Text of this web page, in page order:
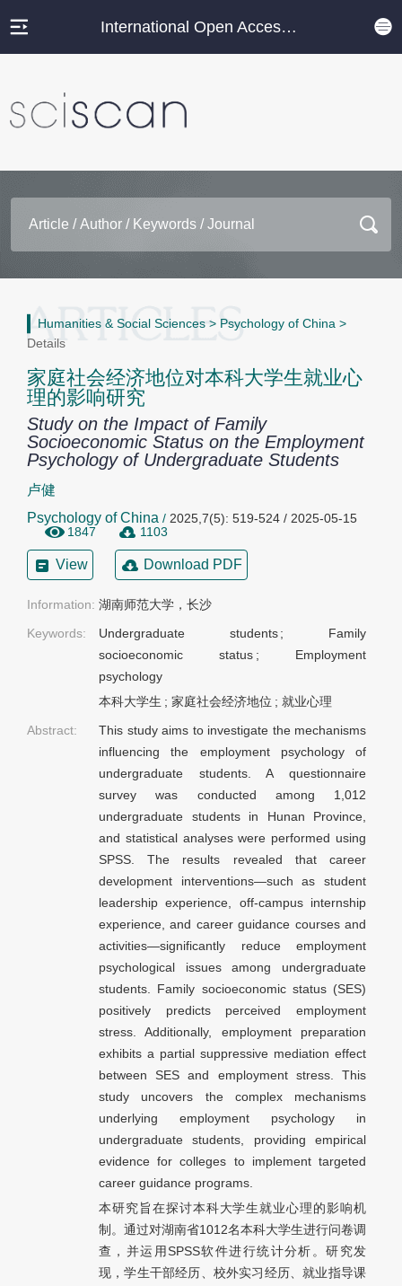
International Open Access Journal Platform
Humanities & Social Sciences > Psychology of China >
Details
家庭社会经济地位对本科大学生就业心
理的影响研究
Study on the Impact of Family
Socioeconomic Status on the Employment
Psychology of Undergraduate Students
卢健
Psychology of China / 2025,7(5): 519-524 / 2025-05-15
1847
1103
View Download PDF
Information: 湖南师范大学，长沙
Keywords:
Undergraduate students ; Family
socioeconomic status ; Employment
psychology
本科大学生 ; 家庭社会经济地位 ; 就业心理
Abstract:
This study aims to investigate the mechanisms
influencing the employment psychology of
undergraduate students. A questionnaire
survey was conducted among 1,012
undergraduate students in Hunan Province,
and statistical analyses were performed using
SPSS. The results revealed that career
development interventions—such as student
leadership experience, off-campus internship
experience, and career guidance courses and
activities—significantly reduce employment
psychological issues among undergraduate
students. Family socioeconomic status (SES)
positively predicts perceived employment
stress. Additionally, employment preparation
exhibits a partial suppressive mediation effect
between SES and employment stress. This
study uncovers the complex mechanisms
underlying employment psychology in
undergraduate students, providing empirical
evidence for colleges to implement targeted
career guidance programs.
本研究旨在探讨本科大学生就业心理的影响机
制。通过对湖南省1012名本科大学生进行问卷调
查，并运用SPSS软件进行统计分析。研究发
现，学生干部经历、校外实习经历、就业指导课